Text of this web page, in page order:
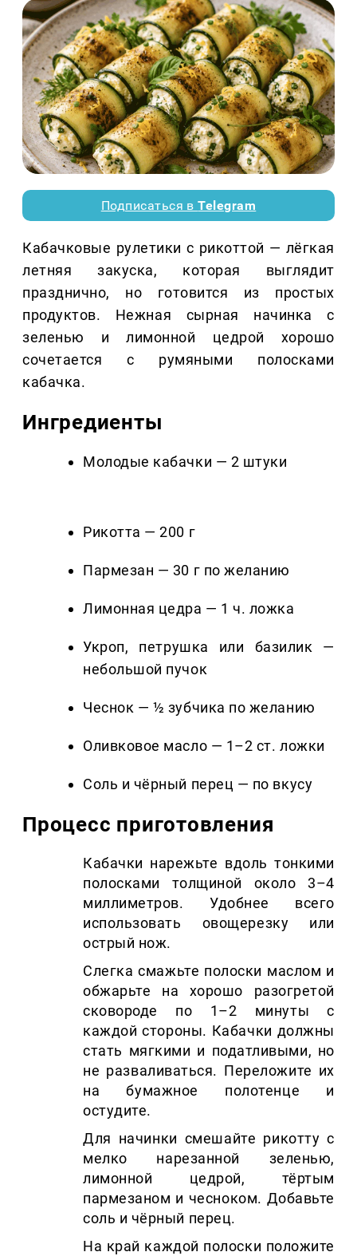
Подписаться вTelegram
Кабачковые рулетики с рикоттой — лёгкая
летняя закуска, которая выглядит
празднично, но готовится из простых
продуктов. Нежная сырная начинка с
зеленью и лимонной цедрой хорошо
сочетается с румяными полосками
кабачка.
Ингредиенты
Молодые кабачки — 2 штуки
Рикотта — 200 г
Пармезан — 30 г по желанию
Лимонная цедра — 1 ч. ложка
Укроп, петрушка или базилик —
небольшой пучок
Чеснок — ½ зубчика по желанию
Оливковое масло — 1–2 ст. ложки
Соль и чёрный перец — по вкусу
Процесс приготовления
Кабачки нарежьте вдоль тонкими
полосками толщиной около 3–4
миллиметров. Удобнее всего
использовать овощерезку или
острый нож.
Слегка смажьте полоски маслом и
обжарьте на хорошо разогретой
сковороде по 1–2 минуты с
каждой стороны. Кабачки должны
стать мягкими и податливыми, но
не разваливаться. Переложите их
на бумажное полотенце и
остудите.
Для начинки смешайте рикотту с
мелко нарезанной зеленью,
лимонной цедрой, тёртым
пармезаном и чесноком. Добавьте
соль и чёрный перец.
На край каждой полоски положите